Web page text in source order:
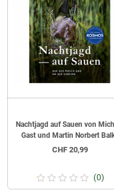
Nachtjagd auf Sauen von
Gast und Martin Norbert
CHF20,99
(0)